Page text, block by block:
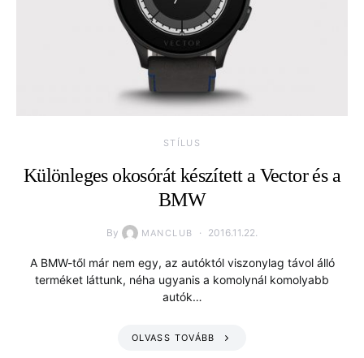
STÍLUS
Különleges okosórát készített a Vector és a
BMW
By MANCLUB 2016.11.22.
A BMW-től már nem egy, az autóktól viszonylag távol álló
terméket láttunk, néha ugyanis a komolynál komolyabb
autók…
OLVASS TOVÁBB